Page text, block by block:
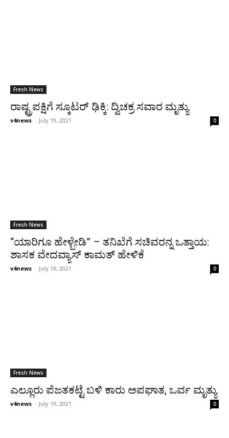
Fresh News
ರಾಷ್ಟ್ರಪಕ್ಷಿಗೆ ಸ್ಕೂಟರ್ ಢಿಕ್ಕಿ: ದ್ವಿಚಕ್ರ ಸವಾರ ಮೃತ್ಯು
v4news - July 19, 2021 0
Fresh News
“ಯಾರಿಗೂ ಹೇಳ್ಬೇಡಿ” – ತನಿಖೆಗೆ ಸಚಿವರನ್ನ ಒತ್ತಾಯ:
ಶಾಸಕ ವೇದವ್ಯಾಸ್ ಕಾಮತ್ ಹೇಳಿಕೆ
v4news - July 19, 2021 0
Fresh News
ಎಲ್ಲೂರು ಪೆಜತಕಟ್ಟೆ ಬಳಿ ಕಾರು ಅಪಘಾತ, ಒರ್ವ ಮೃತ್ಯು
v4news - July 19, 2021 0